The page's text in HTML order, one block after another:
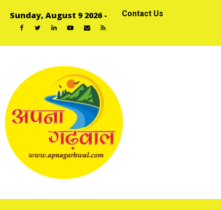
Sunday, August 9 2026 - Contact Us